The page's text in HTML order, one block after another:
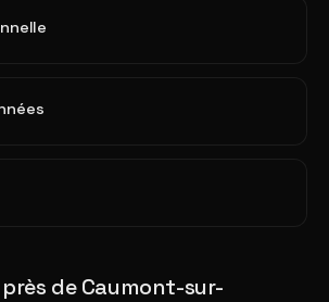
de Caumont-sur-